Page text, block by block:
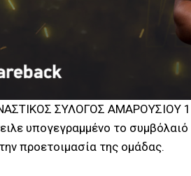
ΣΥΛΟΓΟΣ ΑΜΑΡΟΥΣΙΟΥ
υπογεγραμμένο το
προετοιμασία της ομάδας.